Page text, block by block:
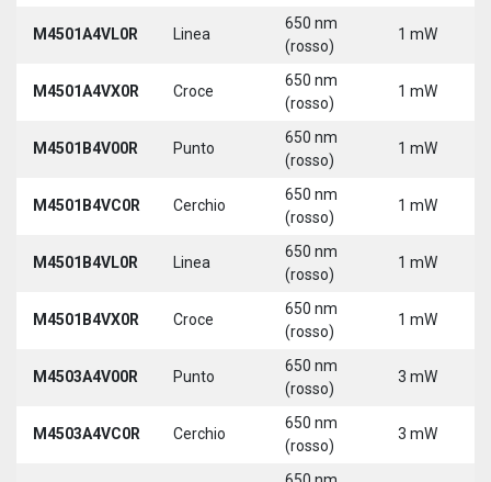
M4501A4VL0R Linea
650 nm
(rosso)
1 mW
M4501A4VX0R Croce
650 nm
(rosso)
1 mW
M4501B4V00R Punto
650 nm
(rosso)
1 mW
M4501B4VC0R Cerchio
650 nm
(rosso)
1 mW
M4501B4VL0R Linea
650 nm
(rosso)
1 mW
M4501B4VX0R Croce
650 nm
(rosso)
1 mW
M4503A4V00R Punto
650 nm
(rosso)
3 mW
M4503A4VC0R Cerchio
650 nm
(rosso)
3 mW